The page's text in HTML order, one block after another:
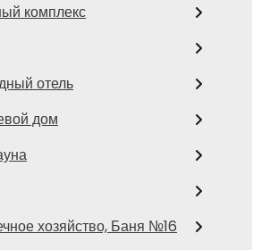
комплекс
отель
дом
хозяйство, Баня №16